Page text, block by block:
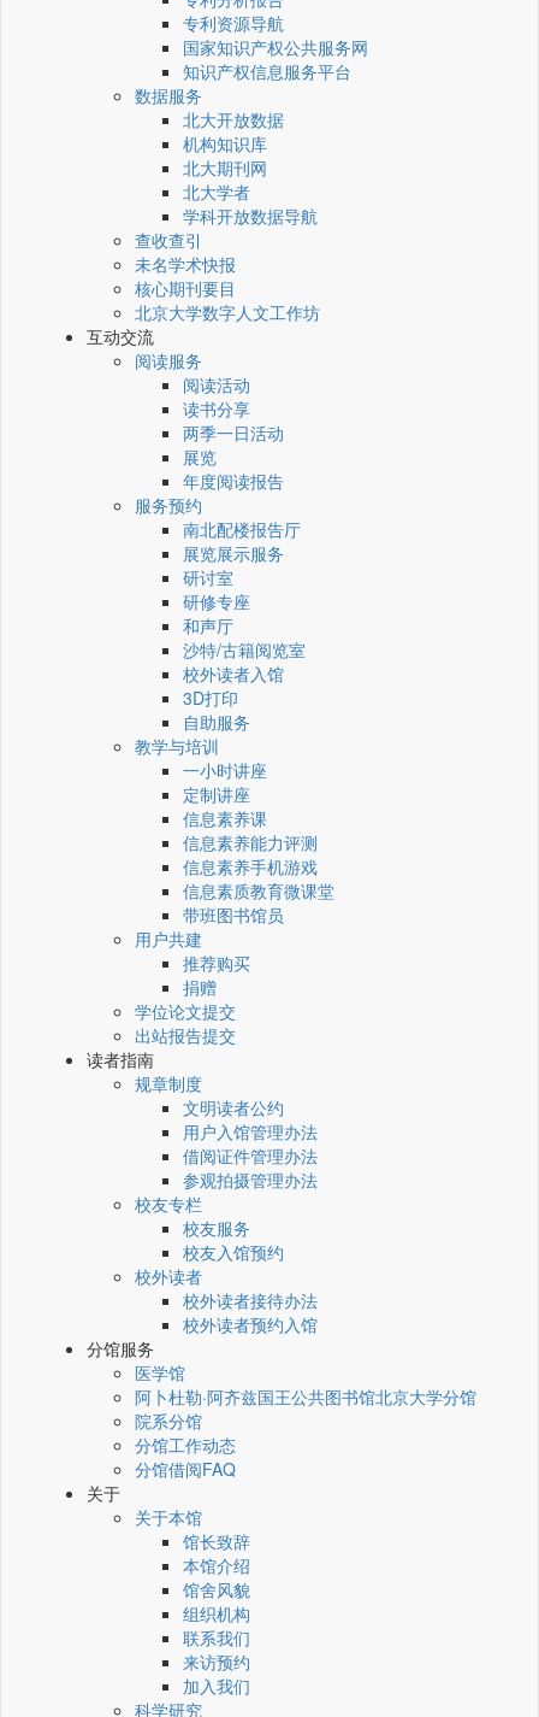
专利资源导航
国家知识产权公共服务网
知识产权信息服务平台
数据服务
北大开放数据
机构知识库
北大期刊网
北大学者
学科开放数据导航
查收查引
未名学术快报
核心期刊要目
北京大学数字人文工作坊
互动交流
阅读服务
阅读活动
读书分享
两季一日活动
展览
年度阅读报告
服务预约
南北配楼报告厅
展览展示服务
研讨室
研修专座
和声厅
沙特/古籍阅览室
校外读者入馆
3D打印
自助服务
教学与培训
一小时讲座
定制讲座
信息素养课
信息素养能力评测
信息素养手机游戏
信息素质教育微课堂
带班图书馆员
用户共建
推荐购买
捐赠
学位论文提交
出站报告提交
读者指南
规章制度
文明读者公约
用户入馆管理办法
借阅证件管理办法
参观拍摄管理办法
校友专栏
校友服务
校友入馆预约
校外读者
校外读者接待办法
校外读者预约入馆
分馆服务
医学馆
阿卜杜勒·阿齐兹国王公共图书馆北京大学分馆
院系分馆
分馆工作动态
分馆借阅FAQ
关于
关于本馆
馆长致辞
本馆介绍
馆舍风貌
组织机构
联系我们
来访预约
加入我们
科学研究